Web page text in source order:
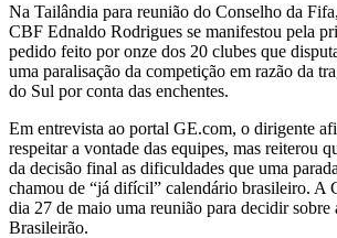
Na Tailândia para reunião do Conselho da
CBF Ednaldo Rodrigues se manifestou pela
pedido feito por onze dos 20 clubes que
uma paralisação da competição em razão da
do Sul por conta das enchentes.
Em entrevista ao portal GE.com, o dirigente
respeitar a vontade das equipes, mas reiterou
da decisão final as dificuldades que uma
chamou de “já difícil” calendário brasileiro. A
dia 27 de maio uma reunião para decidir sobre
Brasileirão.